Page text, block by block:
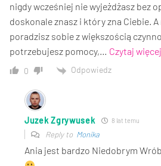
nigdy wcześniej nie wyjeżdżasz bez
doskonale znasz i który zna Ciebie. A
poradzisz sobie z większością
potrzebujesz pomocy,… Czytaj
0 Odpowiedz
Juzek Zgrywusek 8 lat temu
Reply to Monika
Ania jest bardzo Niedobrym